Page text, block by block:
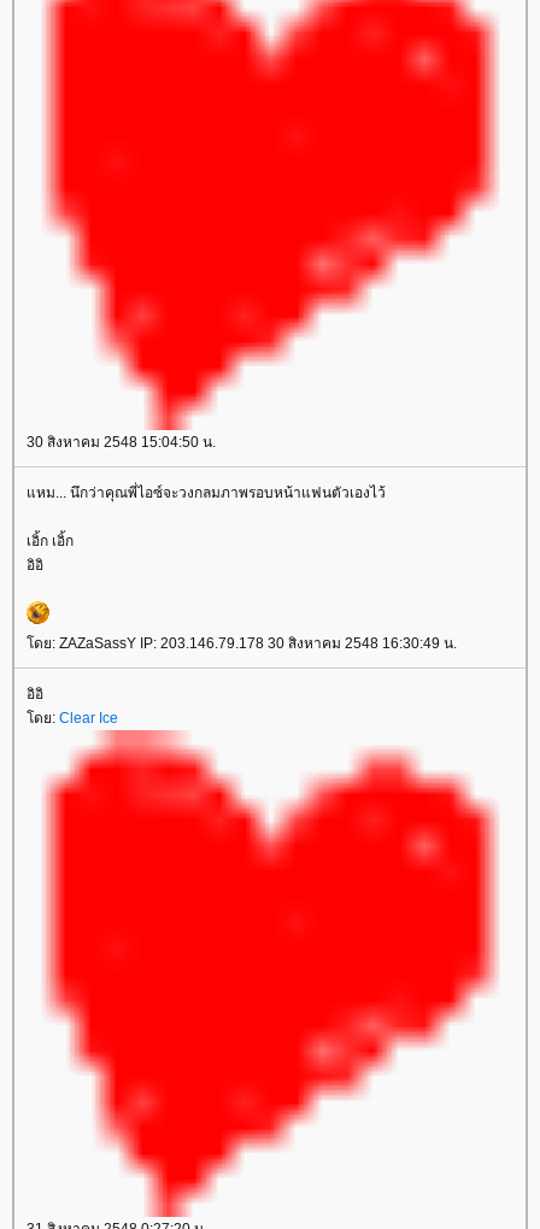
30 สิงหาคม 2548 15:04:50 น.
หม... นึกว่าคุณพี่ไอซ์จะวงกลมภาพรอบหน้าแฟนตัวเองไว้
เอิ้ก เอิ้ก
อิอิ
ดย: ZAZaSassY IP: 203.146.79.178 30 สิงหาคม 2548 16:30:49 น.
อิอิ
ดย: Clear Ice